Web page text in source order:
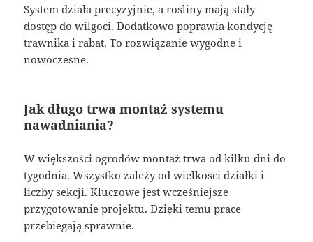
System działa precyzyjnie, a rośliny mają stały
dostęp do wilgoci. Dodatkowo poprawia kondycję
trawnika i rabat. To rozwiązanie wygodne i
nowoczesne.
Jak długo trwa montaż systemu
nawadniania?
W większości ogrodów montaż trwa od kilku dni do
tygodnia. Wszystko zależy od wielkości działki i
liczby sekcji. Kluczowe jest wcześniejsze
przygotowanie projektu. Dzięki temu prace
przebiegają sprawnie.